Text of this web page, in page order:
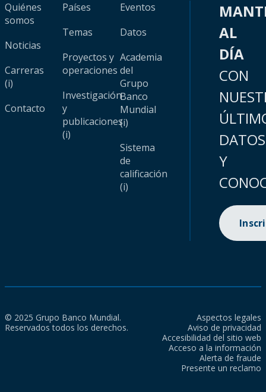
Quiénes
somos
Noticias
Carreras
(i)
Contacto
Países
Temas
Proyectos y
operaciones
Investigación
y
publicaciones
(i)
Eventos
Datos
Academia
del
Grupo
Banco
Mundial
(i)
Sistema
de
calificación
(i)
AL
DÍA
CON
DATOS
Y
© 2025 Grupo Banco Mundial.
Reservados todos los derechos.
Aspectos legales
Aviso de privacidad
Accesibilidad del sitio web
Acceso a la información
Alerta de fraude
Presente un reclamo